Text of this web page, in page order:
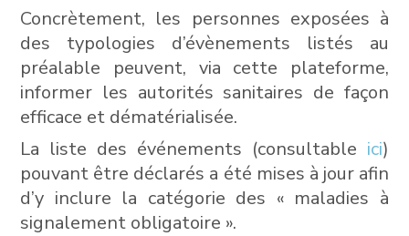
Concrètement, les personnes exposées à
des typologies d’évènements listés au
préalable peuvent, via cette plateforme,
informer les autorités sanitaires de façon
efficace et dématérialisée.
La liste des événements (consultable ici)
pouvant être déclarés a été mises à jour afin
d’y inclure la catégorie des « maladies à
signalement obligatoire ».